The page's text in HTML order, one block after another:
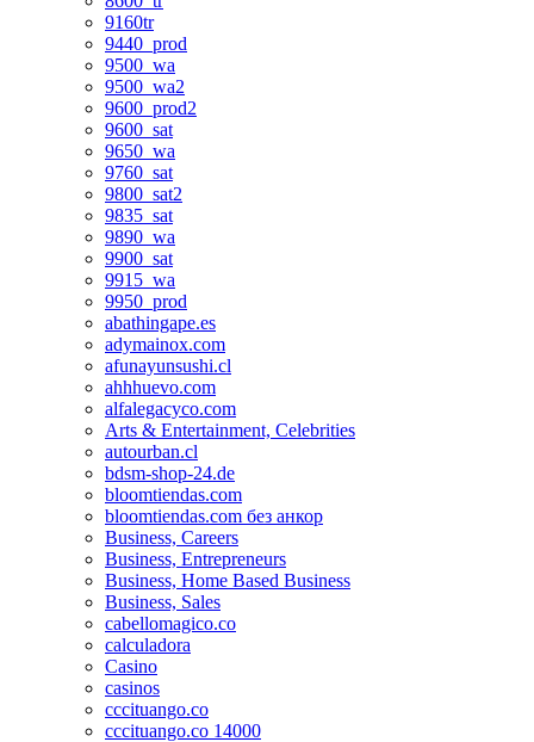
9160tr
9440_prod
9500_wa
9500_wa2
9600_prod2
9600_sat
9650_wa
9760_sat
9800_sat2
9835_sat
9890_wa
9900_sat
9915_wa
9950_prod
abathingape.es
adymainox.com
afunayunsushi.cl
ahhhuevo.com
alfalegacyco.com
Arts & Entertainment, Celebrities
autourban.cl
bdsm-shop-24.de
bloomtiendas.com
bloomtiendas.com без анкор
Business, Careers
Business, Entrepreneurs
Business, Home Based Business
Business, Sales
cabellomagico.co
calculadora
Casino
casinos
cccituango.co
cccituango.co 14000